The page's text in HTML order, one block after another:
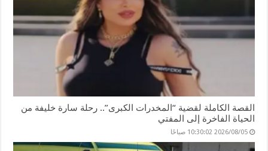
القصة الكاملة لقضية “المخدرات الكبرى”.. رحلة سارة خليفة من
الحياة الفاخرة إلى المفتي
2026/08/05 10:30:02 صباحًا